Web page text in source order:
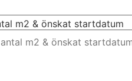
m2 & önskat startdatum